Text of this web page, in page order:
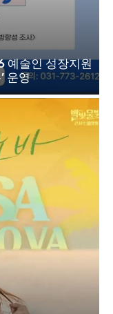
예술인 성장지원
운영